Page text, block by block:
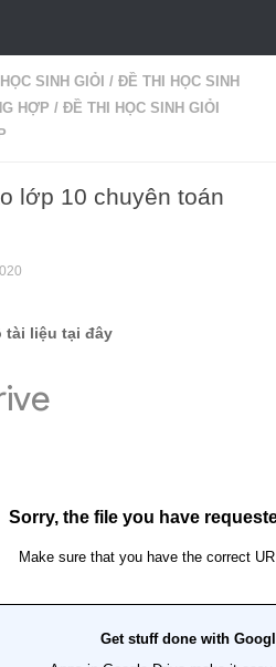
SINH GIỎI / ĐỀ THI HỌC SINH
HỢP / ĐỀ THI HỌC SINH GIỎI
lớp 10 chuyên toán
tài liệu tại đây